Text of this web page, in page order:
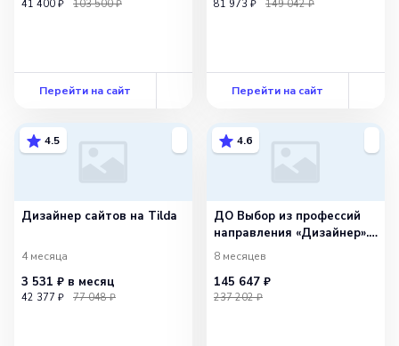
41 400 ₽ 103 500 ₽
Перейти на сайт
81 973 ₽ 149 042 ₽
Перейти на сайт
4.5
Дизайнер сайтов на Tilda
4 месяца
3 531 ₽ в месяц
42 377 ₽ 77 048 ₽
4.6
ДО Выбор из профессий
направления «Дизайнер».
Базовый
8 месяцев
145 647 ₽
237 202 ₽